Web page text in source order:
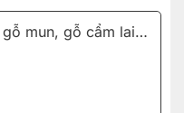
mun, gỗ cẩm lai…